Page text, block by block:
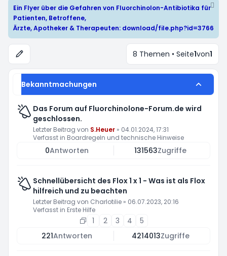
Ein Flyer über die Gefahren von Fluorchinolon-Antibiotika für
Patienten, Betroffene,
Ärzte, Apotheker & Therapeuten: download/file.php?id=3766
8 Themen • Seite1von1
Bekanntmachungen
Das Forum auf Fluorchinolone-Forum.de wird
geschlossen.
Letzter Beitrag von S.Heuer » 04.01.2024, 17:31
Verfasst in Boardregeln und technische Hinweise
0Antworten 131563Zugriffe
Schnellübersicht des Flox 1 x 1 - Was ist als Flox
hilfreich und zu beachten
Letzter Beitrag von Charlotilie » 06.07.2023, 20:16
Verfasst in Erste Hilfe
1 2 3 4
5
221Antworten 4214013Zugriffe